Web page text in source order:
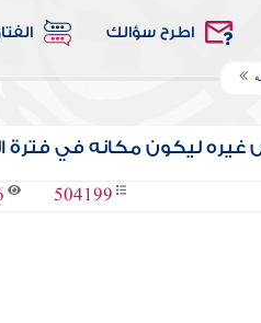
اطرح سؤالك
ليكون مكانه في فترة
504199